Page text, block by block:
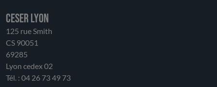
CESER LYON
125 rue Smith
CS 90051
69285
Lyon cedex 02
Tél. : 04 26 73 49 73